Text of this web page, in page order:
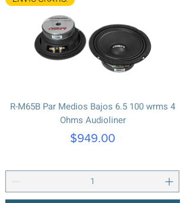
R-M65B Par Medios Bajos 6.5 100 wrms 4
Ohms Audioliner
Precio
$949.00